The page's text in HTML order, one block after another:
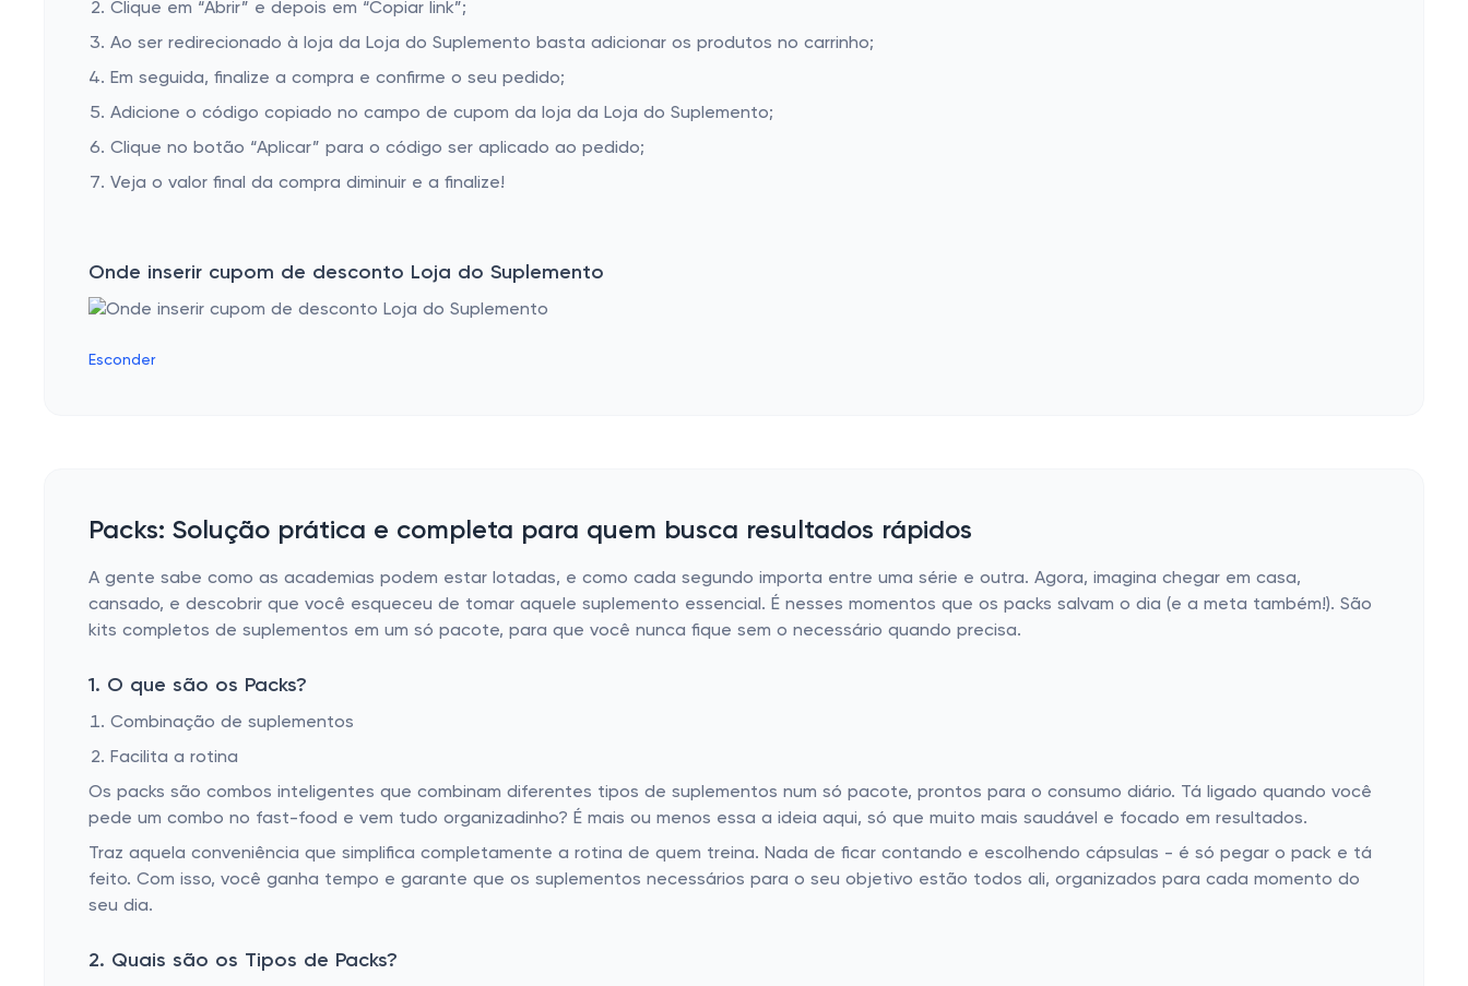
Clique em “Abrir” e depois em “Copiar link”;
Ao ser redirecionado à loja da Loja do Suplemento basta adicionar os produtos no carrinho;
Em seguida, finalize a compra e confirme o seu pedido;
Adicione o código copiado no campo de cupom da loja da Loja do Suplemento;
Clique no botão “Aplicar” para o código ser aplicado ao pedido;
Veja o valor final da compra diminuir e a finalize!
Onde inserir cupom de desconto Loja do Suplemento
Esconder
Packs: Solução prática e completa para quem busca resultados rápidos
A gente sabe como as academias podem estar lotadas, e como cada segundo importa entre uma série e outra. Agora, imagina chegar em casa,
cansado, e descobrir que você esqueceu de tomar aquele suplemento essencial. É nesses momentos que os packs salvam o dia (e a meta também!). São
kits completos de suplementos em um só pacote, para que você nunca fique sem o necessário quando precisa.
1. O que são os Packs?
Combinação de suplementos
Facilita a rotina
Os packs são combos inteligentes que combinam diferentes tipos de suplementos num só pacote, prontos para o consumo diário. Tá ligado quando você
pede um combo no fast-food e vem tudo organizadinho? É mais ou menos essa a ideia aqui, só que muito mais saudável e focado em resultados.
Traz aquela conveniência que simplifica completamente a rotina de quem treina. Nada de ficar contando e escolhendo cápsulas - é só pegar o pack e tá
feito. Com isso, você ganha tempo e garante que os suplementos necessários para o seu objetivo estão todos ali, organizados para cada momento do
seu dia.
2. Quais são os Tipos de Packs?